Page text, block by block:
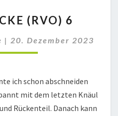
(RVO)(RVO) 6
| 20. Dezember 2023
ich schon abschneiden
mit dem letzten Knäul
Rückenteil. Danach kann